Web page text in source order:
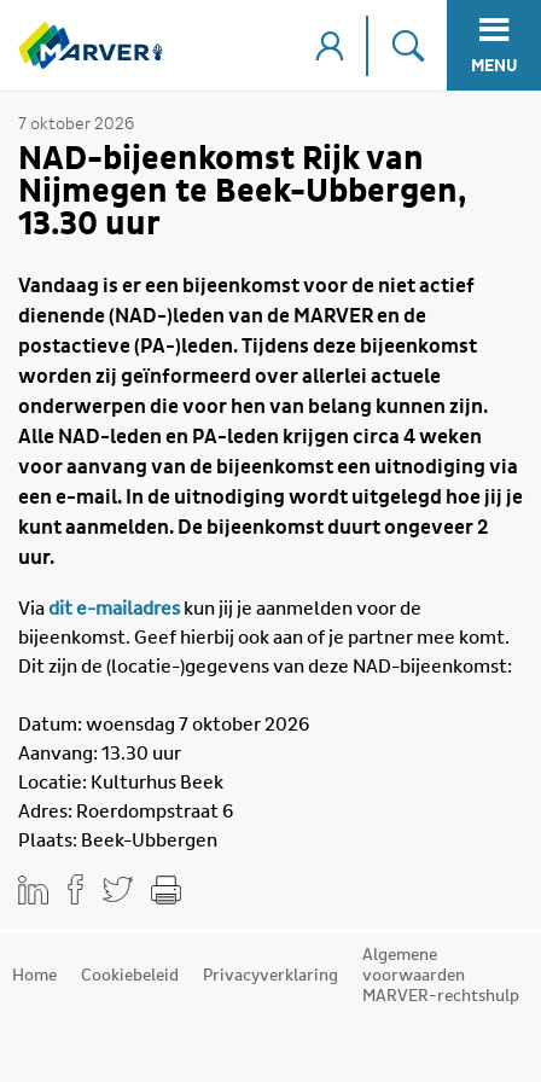
MENU
7 oktober 2026
NAD-bijeenkomst Rijk van
Nijmegen te Beek-Ubbergen,
13.30 uur
Vandaag is er een bijeenkomst voor de niet actief
dienende (NAD-)leden van de MARVER en de
postactieve (PA-)leden. Tijdens deze bijeenkomst
worden zij geïnformeerd over allerlei actuele
onderwerpen die voor hen van belang kunnen zijn.
Alle NAD-leden en PA-leden krijgen circa 4 weken
voor aanvang van de bijeenkomst een uitnodiging via
een e-mail. In de uitnodiging wordt uitgelegd hoe jij je
kunt aanmelden. De bijeenkomst duurt ongeveer 2
uur.
Viadit e-mailadreskun jij je aanmelden voor de
bijeenkomst. Geef hierbij ook aan of je partner mee komt.
Dit zijn de (locatie-)gegevens van deze NAD-bijeenkomst:
Datum: woensdag 7 oktober 2026
Aanvang: 13.30 uur
Locatie: Kulturhus Beek
Adres: Roerdompstraat 6
Plaats: Beek-Ubbergen
Home Cookiebeleid Privacyverklaring
Algemene
voorwaarden
MARVER-rechtshulp